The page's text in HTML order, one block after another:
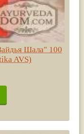
Шала" 100
AVS)